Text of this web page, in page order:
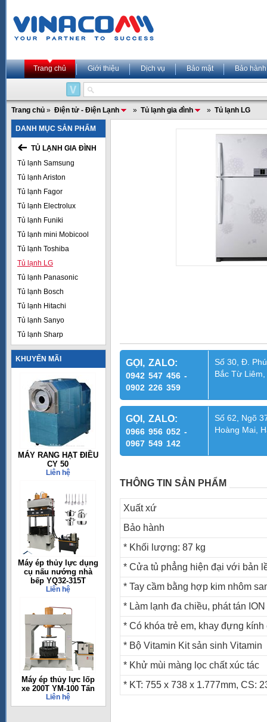
Trang chủ Giới thiệu Dịch vụ Bảo mật Bảo hành
Trang chủ » Điện tử - Điện Lạnh » Tủ lạnh gia đình » Tủ lạnh LG
DANH MỤC SẢN PHẨM
TỦ LẠNH GIA ĐÌNH
Tủ lạnh Samsung
Tủ lạnh Ariston
Tủ lạnh Fagor
Tủ lạnh Electrolux
Tủ lạnh Funiki
Tủ lạnh mini Mobicool
Tủ lạnh Toshiba
Tủ lạnh LG
Tủ lạnh Panasonic
Tủ lạnh Bosch
Tủ lạnh Hitachi
Tủ lạnh Sanyo
Tủ lạnh Sharp
KHUYẾN MÃI
MÁY RANG HẠT ĐIỀU
CY 50
Liên hệ
Máy ép thủy lực dụng
cụ nấu nướng nhà
bếp YQ32-315T
Liên hệ
Máy ép thủy lực lốp
xe 200T YM-100 Tấn
Liên hệ
GỌI, ZALO:
0942 547 456 -
0902 226 359
Số 30, Đ.
Bắc Từ
GỌI, ZALO:
0966 956 052 -
0967 549 142
Số 62, Ngõ
Hoàng Mai,
THÔNG TIN SẢN PHẨM
Xuất xứ
Bảo hành
* Khối lượng: 87 kg
* Cửa tủ phẳng hiện đại với bản
* Tay cầm bằng hợp kim nhôm
* Làm lạnh đa chiều, phát tán
* Có khóa trẻ em, khay đựng
* Bộ Vitamin Kit sản sinh Vitamin
* Khử mùi màng lọc chất xúc tác
* KT: 755 x 738 x 1.777mm, CS: